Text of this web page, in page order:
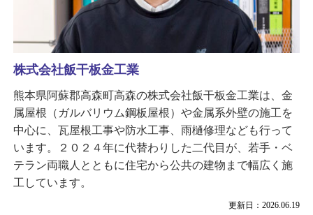
更新日：2026.06.19
株式会社飯干板金工業
熊本県阿蘇郡高森町高森の株式会社飯干板金工業は、金
属屋根（ガルバリウム鋼板屋根）や金属系外壁の施工を
中心に、瓦屋根工事や防水工事、雨樋修理なども行って
います。２０２４年に代替わりした二代目が、若手・ベ
テラン両職人とともに住宅から公共の建物まで幅広く施
工しています。